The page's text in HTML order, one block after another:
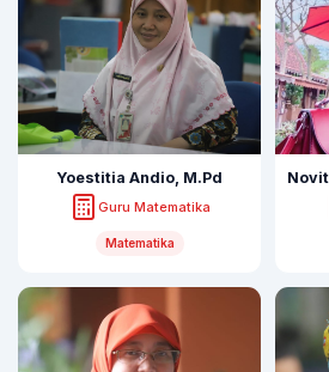
Yoestitia Andio, M.Pd
Guru Matematika
Matematika